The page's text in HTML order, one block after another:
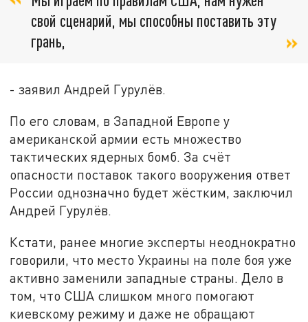
свой сценарий, мы способны поставить эту
грань,
- заявил Андрей Гурулёв.
По его словам, в Западной Европе у
американской армии есть множество
тактических ядерных бомб. За счёт
опасности поставок такого вооружения ответ
России однозначно будет жёстким, заключил
Андрей Гурулёв.
Кстати, ранее многие эксперты неоднократно
говорили, что место Украины на поле боя уже
активно заменили западные страны. Дело в
том, что США слишком много помогают
киевскому режиму и даже не обращают